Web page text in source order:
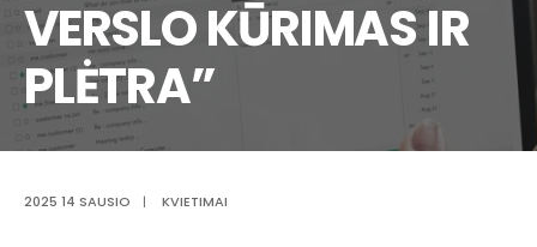
VERSLO KŪRIMAS IR
PLĖTRA”
2025 14 SAUSIO | KVIETIMAI